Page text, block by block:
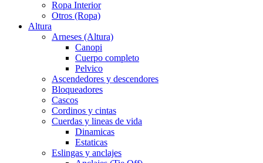
Ropa Interior
Otros (Ropa)
Altura
Arneses (Altura)
Canopi
Cuerpo completo
Pelvico
Ascendedores y descendores
Bloqueadores
Cascos
Cordinos y cintas
Cuerdas y lineas de vida
Dinamicas
Estaticas
Eslingas y anclajes